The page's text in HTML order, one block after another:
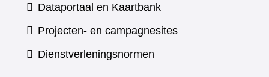
andere
website)
Dataportaal en Kaartbank(verwijst
naar
Projecten- en campagnesites
Dienstverleningsnormen